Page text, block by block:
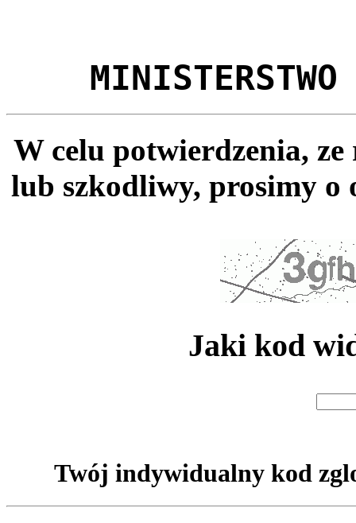
MINISTERSTWO
W celu potwierdzenia,
lub szkodliwy, prosimy o
Jaki kod
Twój indywidualny kod